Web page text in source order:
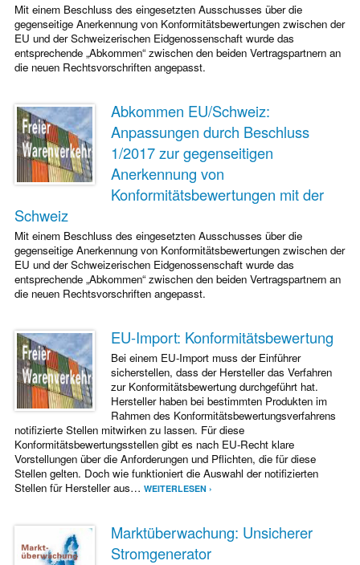
Mit einem Beschluss des eingesetzten Ausschusses über die
gegenseitige Anerkennung von Konformitätsbewertungen zwischen der
EU und der Schweizerischen Eidgenossenschaft wurde das
entsprechende „Abkommen“ zwischen den beiden Vertragspartnern an
die neuen Rechtsvorschriften angepasst.
Abkommen EU/Schweiz:
Anpassungen durch Beschluss
1/2017 zur gegenseitigen
Anerkennung von
Konformitätsbewertungen mit der
Schweiz
Mit einem Beschluss des eingesetzten Ausschusses über die
gegenseitige Anerkennung von Konformitätsbewertungen zwischen der
EU und der Schweizerischen Eidgenossenschaft wurde das
entsprechende „Abkommen“ zwischen den beiden Vertragspartnern an
die neuen Rechtsvorschriften angepasst.
EU-Import: Konformitätsbewertung
Bei einem EU-Import muss der Einführer
sicherstellen, dass der Hersteller das Verfahren
zur Konformitätsbewertung durchgeführt hat.
Hersteller haben bei bestimmten Produkten im
Rahmen des Konformitätsbewertungsverfahrens
notifizierte Stellen mitwirken zu lassen. Für diese
Konformitätsbewertungsstellen gibt es nach EU-Recht klare
Vorstellungen über die Anforderungen und Pflichten, die für diese
Stellen gelten. Doch wie funktioniert die Auswahl der notifizierten
Stellen für Hersteller aus… WEITERLESEN ›
Marktüberwachung: Unsicherer
Stromgenerator